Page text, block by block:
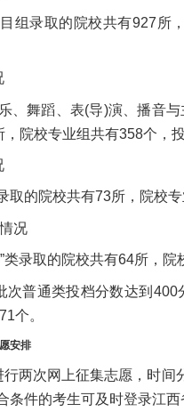
录取的院校共有927所
舞蹈、表(导)演、播音与
院校专业组共有358个，
的院校共有73所，院校专
况
录取的院校共有64所，院
通类投档分数达到400
个。
安排
次网上征集志愿，时间
条件的考生可及时登录江西